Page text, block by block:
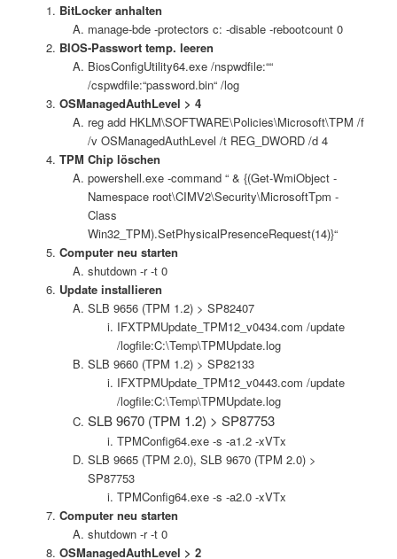
BitLocker anhalten
manage-bde -protectors c: -disable -rebootcount 0
BIOS-Passwort temp. leeren
BiosConfigUtility64.exe /nspwdfile:““
/cspwdfile:“password.bin“ /log
OSManagedAuthLevel > 4
reg add HKLM\SOFTWARE\Policies\Microsoft\TPM /f
/v OSManagedAuthLevel /t REG_DWORD /d 4
TPM Chip löschen
powershell.exe -command “ & {(Get-WmiObject -
Namespace root\CIMV2\Security\MicrosoftTpm -
Class
Win32_TPM).SetPhysicalPresenceRequest(14)}“
Computer neu starten
shutdown -r -t 0
Update installieren
SLB 9656 (TPM 1.2) > SP82407
IFXTPMUpdate_TPM12_v0434.com /update
/logfile:C:\Temp\TPMUpdate.log
SLB 9660 (TPM 1.2) > SP82133
IFXTPMUpdate_TPM12_v0443.com /update
/logfile:C:\Temp\TPMUpdate.log
SLB 9670 (TPM 1.2) > SP87753
TPMConfig64.exe -s -a1.2 -xVTx
SLB 9665 (TPM 2.0), SLB 9670 (TPM 2.0) >
SP87753
TPMConfig64.exe -s -a2.0 -xVTx
Computer neu starten
shutdown -r -t 0
OSManagedAuthLevel > 2